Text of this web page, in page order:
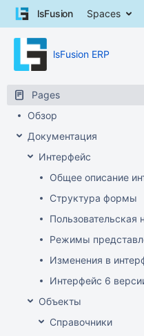
Skip
breadcrumbs
Skip
header
lsFusion Spaces
lsFusion ERP
Pages
Обзор
Документация
Интерфейс
Общее описание
Структура формы
Пользовательская
Режимы
Изменения в
Интерфейс 6
Объекты
Справочники